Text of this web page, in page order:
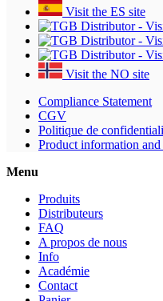
Visit the ES site
Visit the NO site
Compliance Statement
CGV
Politique de
Product information
Menu
Produits
Distributeurs
FAQ
A propos de nous
Info
Académie
Contact